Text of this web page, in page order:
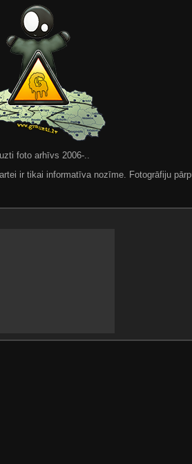
foto arhīvs 2006-..
ir tikai informatīva nozīme. Fotogrāfiju